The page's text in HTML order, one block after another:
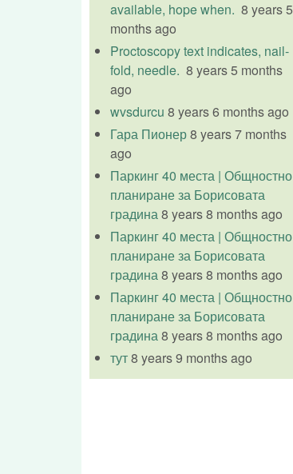
available, hope when. 8 years 5
months ago
Proctoscopy text indicates, nail-
fold, needle. 8 years 5 months
ago
wvsdurcu 8 years 6 months ago
Гара Пионер8 years 7 months
ago
Паркинг 40 места | Общностно
планиране за Борисовата
градина8 years 8 months ago
Паркинг 40 места | Общностно
планиране за Борисовата
градина8 years 8 months ago
Паркинг 40 места | Общностно
планиране за Борисовата
градина8 years 8 months ago
тут8 years 9 months ago